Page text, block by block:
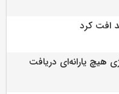
هیچ یارانه‌ای دریافت